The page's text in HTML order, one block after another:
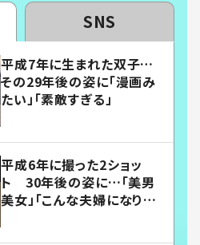
SNS
平成7年に生まれた双子…
その29年後の姿に「漫画み
たい」「素敵すぎる」
平成6年に撮った2ショッ
ト 30年後の姿に…「美男
美女」「こんな夫婦になりた